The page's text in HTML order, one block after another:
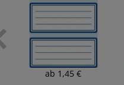
ab 1,45 €